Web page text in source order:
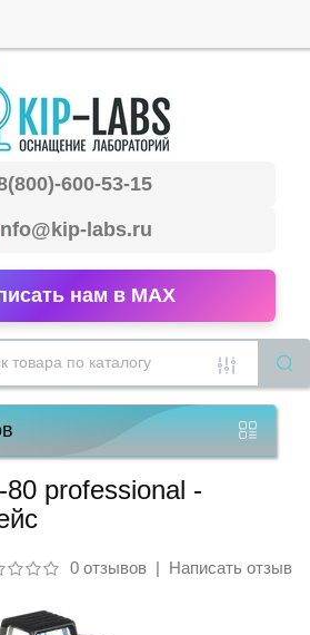
600-53-15
labs.ru
нам в MAX
professional -
0 отзывов| Написать отзыв